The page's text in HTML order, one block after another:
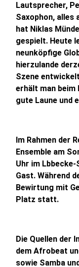
Lautsprecher,
Saxophon, alles
hat Niklas
gespielt. Heute
neunköpfige
hierzulande
Szene
erhält man beim
gute Laune und
Im Rahmen der
Ensemble am
Uhr im
Gast. Während
Bewirtung mit
Platz statt.
Die Quellen der
dem Afrobeat
sowie Samba